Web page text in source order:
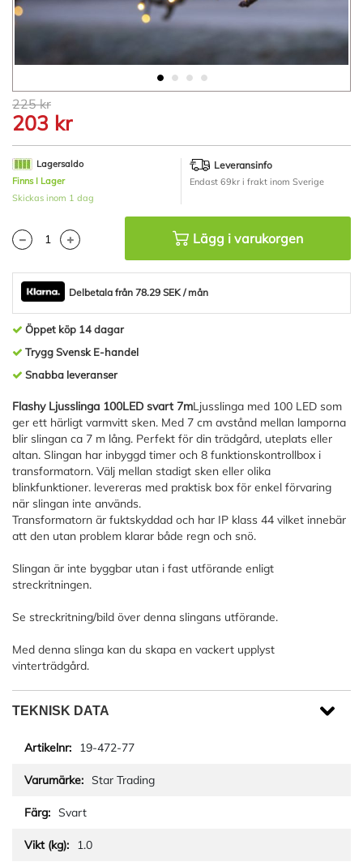
Hoppa
till
början
av
bildgalleriet
225 kr
203 kr
Lagersaldo
Finns I Lager
Skickas inom 1 dag
Leveransinfo
Endast 69kr i frakt inom Sverige
Lägg i varukorgen
Delbetala från 78.29 SEK / mån
Öppet köp 14 dagar
Trygg Svensk E-handel
Snabba leveranser
Flashy Ljusslinga 100LED svart 7mLjusslinga med 100 LED som
ger ett härligt varmvitt sken. Med 7 cm avstånd mellan lamporna
blir slingan ca 7 m lång. Perfekt för din trädgård, uteplats eller
altan. Slingan har inbyggd timer och 8 funktionskontrollbox i
transformatorn. Välj mellan stadigt sken eller olika
blinkfunktioner. levereras med praktisk box för enkel förvaring
när slingan inte används.
Transformatorn är fuktskyddad och har IP klass 44 vilket innebär
att den utan problem klarar både regn och snö.
Slingan är inte byggbar utan i fast utförande enligt
streckritningen.
Se streckritning/bild över denna slingans utförande.
Med denna slinga kan du skapa en vackert upplyst
vinterträdgård.
TEKNISK DATA
19-472-77
Star Trading
Svart
1.0